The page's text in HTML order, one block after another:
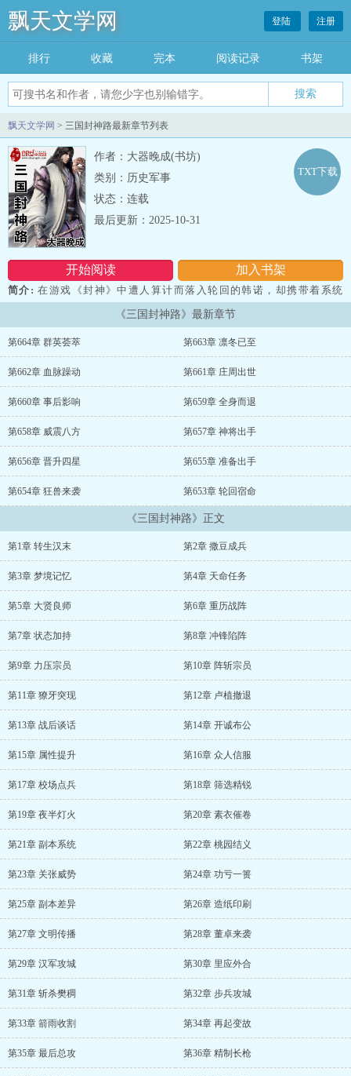
飘天文学网 登陆 注册
排行 收藏 完本 阅读记录 书架
飘天文学网 > 三国封神路最新章节列表
作者：大器晚成(书坊)
类别：历史军事
状态：连载
开始阅读 加入书架
TXT下载
最后更新：2025-10-31
简介: 在游戏《封神》中遭人算计而落入轮回的韩诺，却携带着系统
来到东汉末年，成为一名黄巾力士！看他如何重踏封神之路！...
《三国封神路》最新章节
第664章 群英荟萃 第663章 凛冬已至
第662章 血脉躁动 第661章 庄周出世
第660章 事后影响 第659章 全身而退
第658章 威震八方 第657章 神将出手
第656章 晋升四星 第655章 准备出手
第654章 狂兽来袭 第653章 轮回宿命
《三国封神路》正文
第1章 转生汉末 第2章 撒豆成兵
第3章 梦境记忆 第4章 天命任务
第5章 大贤良师 第6章 重历战阵
第7章 状态加持 第8章 冲锋陷阵
第9章 力压宗员 第10章 阵斩宗员
第11章 獠牙突现 第12章 卢植撤退
第13章 战后谈话 第14章 开诚布公
第15章 属性提升 第16章 众人信服
第17章 校场点兵 第18章 筛选精锐
第19章 夜半灯火 第20章 素衣催卷
第21章 副本系统 第22章 桃园结义
第23章 关张威势 第24章 功亏一篑
第25章 副本差异 第26章 造纸印刷
第27章 文明传播 第28章 董卓来袭
第29章 汉军攻城 第30章 里应外合
第31章 斩杀樊稠 第32章 步兵攻城
第33章 箭雨收割 第34章 再起变故
第35章 最后总攻 第36章 精制长枪